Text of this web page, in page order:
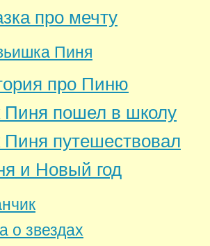
про мечту
Пиня
про Пиню
Пиня пошел в школу
Пиня путешествовал
и Новый год
о звездах